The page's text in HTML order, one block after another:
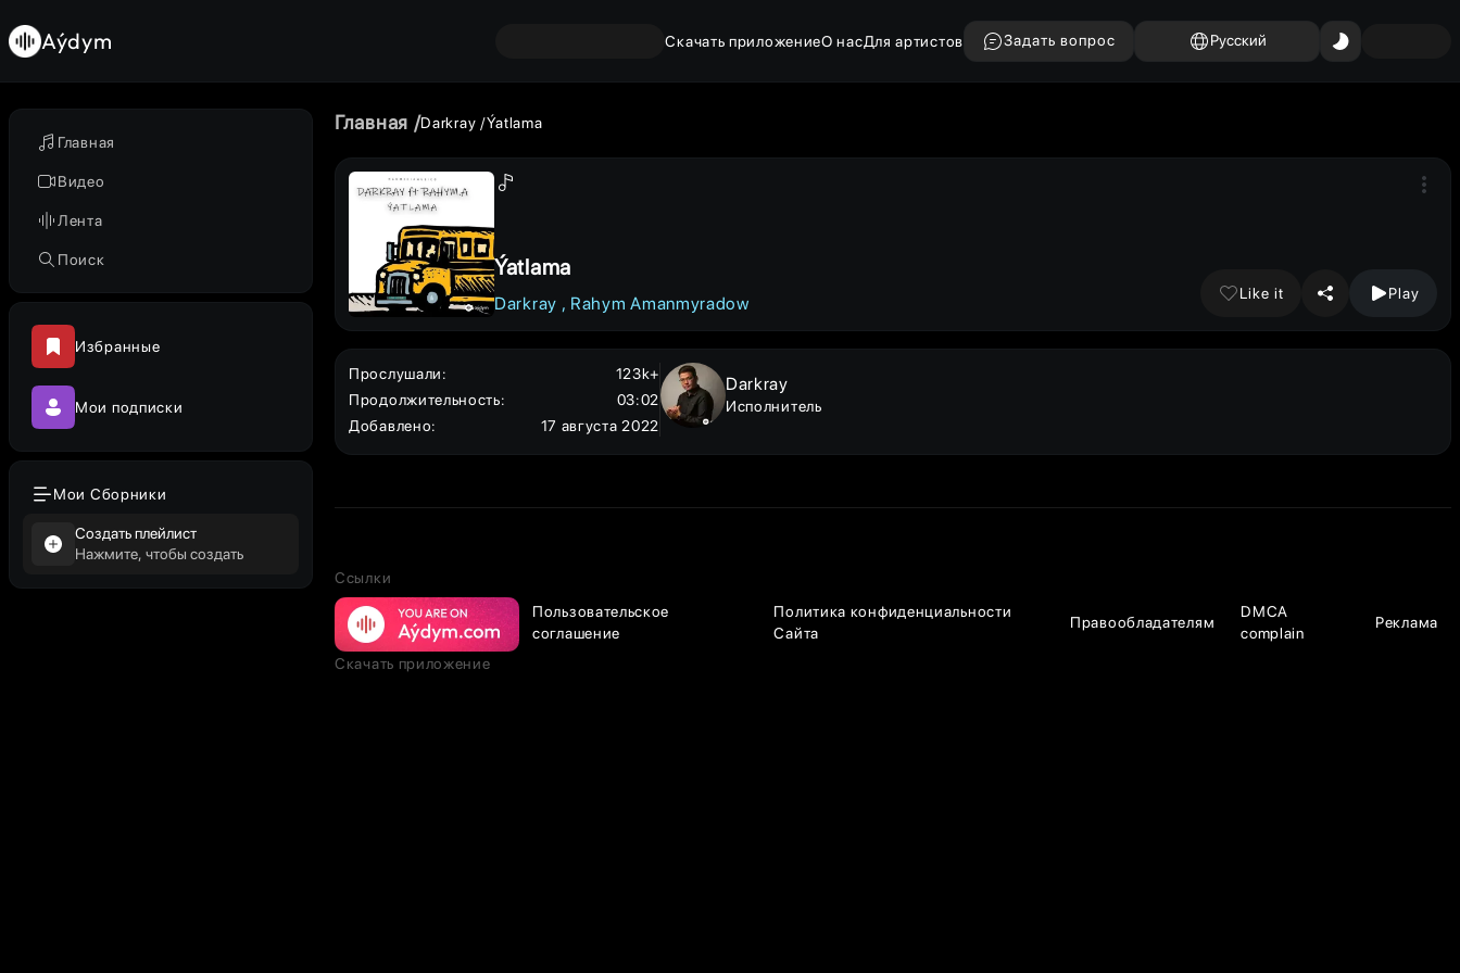
Главная
Видео
Лента
Поиск
Избранные
Мои подписки
Мои Сборники
Создать плейлист
Нажмите, чтобы создать
Aýdym Скачать приложениеО насДля артистов Задать вопрос Русский
Главная Darkray Ýatlama
Ýatlama
Darkray Rahym Amanmyradow
Like it Play
Прослушали:
123k+
Продолжительность:
03:02
Добавлено: 17 августа 2022
Darkray
Исполнитель
Ссылки
Пользовательское
соглашение
Политика конфиденциальности
Сайта
Правообладателям
DMCA
complain
Реклама
Скачать приложение